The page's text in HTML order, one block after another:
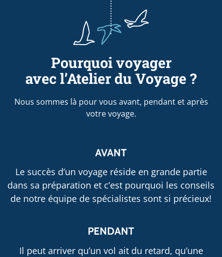
Pourquoi voyager
avec l’Atelier du Voyage ?
Nous sommes là pour vous avant, pendant et après
votre voyage.
AVANT
Le succès d’un voyage réside en grande partie
dans sa préparation et c’est pourquoi les conseils
de notre équipe de spécialistes sont si précieux!
PENDANT
Il peut arriver qu’un vol ait du retard, qu’une